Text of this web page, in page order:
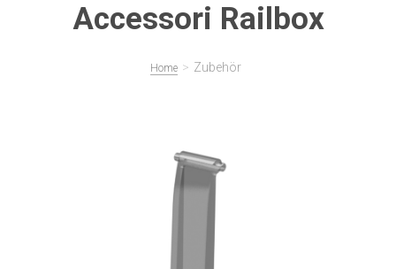
Accessori Railbox
Home > Zubehör